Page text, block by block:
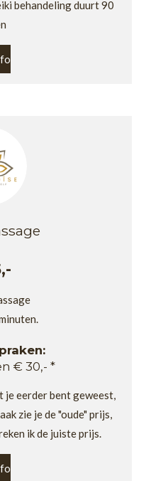
behandeling duurt 90
€ 30,- *
je eerder bent geweest,
zie je de "oude" prijs,
ik de juiste prijs.